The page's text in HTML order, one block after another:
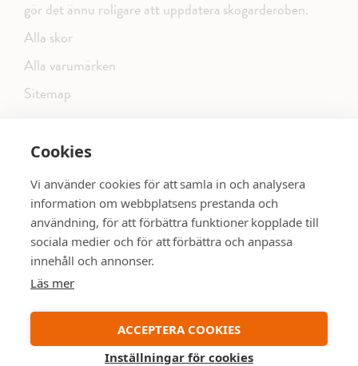
Cookies
Vi använder cookies för att samla in och analysera
information om webbplatsens prestanda och
användning, för att förbättra funktioner kopplade till
sociala medier och för att förbättra och anpassa
innehåll och annonser.
Läs mer
ACCEPTERA COOKIES
Inställningar för cookies
gör det ännu roligare att uppdatera skogarderoben.
Alla skor
Alla varumärken
Sitemap
FÖLJ OSS PÅ SOCIALA MEDIER
SE MER SKOR: dinsko.se